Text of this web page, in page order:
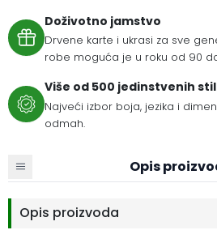
Doživotno jamstvo
Drvene karte i ukrasi za sve
robe moguća je u roku od 90
Više od 500 jedinstvenih
Najveći izbor boja, jezika i
odmah.
Opis
Opis proizvoda